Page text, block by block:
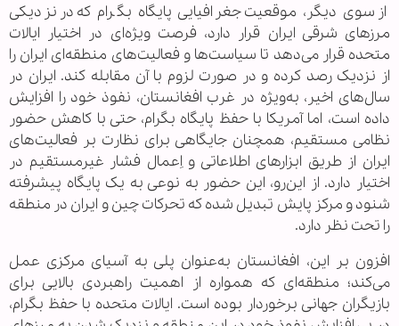
از سوی دیگر، موقعیت جغرافیایی پایگاه بگرام که در نزدیکی
مرزهای شرقی ایران قرار دارد، فرصت ویژه‌ای در اختیار ایالات
متحده قرار می‌دهد تا سیاست‌ها و فعالیت‌های منطقه‌ای ایران را
از نزدیک رصد کرده و در صورت لزوم با آن مقابله کند. ایران در
سال‌های اخیر، به‌ویژه در غرب افغانستان، نفوذ خود را افزایش
داده است، اما آمریکا با حفظ پایگاه بگرام، حتی با کاهش حضور
نظامی مستقیم، همچنان جایگاهی برای نظارت بر فعالیت‌های
ایران از طریق ابزارهای اطلاعاتی و اِعمال فشار غیرمستقیم در
اختیار دارد. از این‌رو، این حضور به نوعی به یک پایگاه پیشرفته
شنود و مرکز پایش تبدیل شده که تحرکات چین و ایران در منطقه
را تحت نظر دارد.
افزون بر این، افغانستان به‌عنوان پلی به آسیای مرکزی عمل
می‌کند؛ منطقه‌ای که همواره از اهمیت راهبردی بالایی برای
بازیگران جهانی برخوردار بوده است. ایالات متحده با حفظ بگرام،